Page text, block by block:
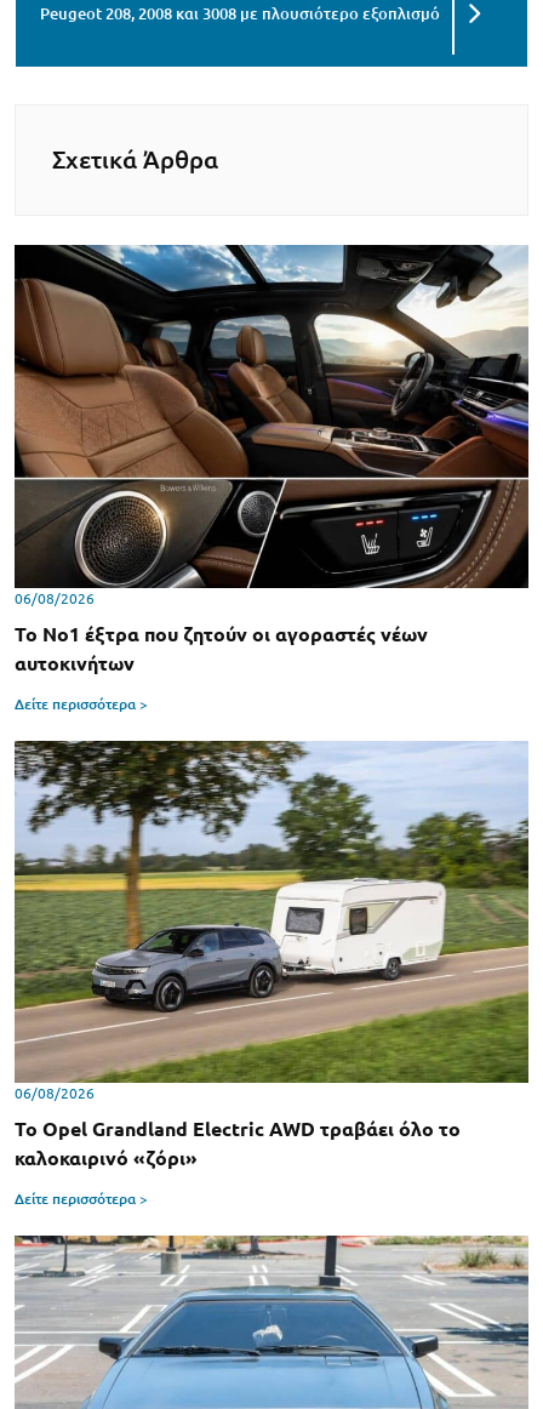
Peugeot 208, 2008 και 3008 με πλουσιότερο εξοπλισμό
Σχετικά Άρθρα
06/08/2026
Το Νο1 έξτρα που ζητούν οι αγοραστές νέων
αυτοκινήτων
Δείτε περισσότερα >
06/08/2026
Το Opel Grandland Electric AWD τραβάει όλο το
καλοκαιρινό «ζόρι»
Δείτε περισσότερα >